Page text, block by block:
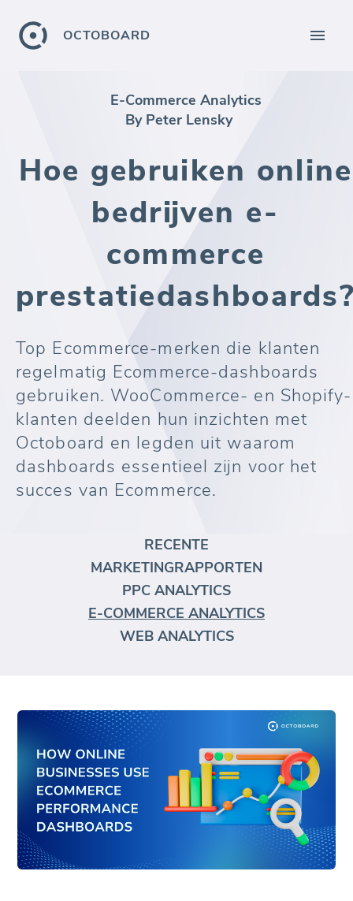
OCTOBOARD
E-Commerce Analytics
By Peter Lensky
Hoe gebruiken online
bedrijven e-
commerce
Top Ecommerce-merken die klanten
regelmatig Ecommerce-dashboards
gebruiken. WooCommerce- en Shopify-
klanten deelden hun inzichten met
Octoboard en legden uit waarom
dashboards essentieel zijn voor het
succes van Ecommerce.
RECENTE
MARKETINGRAPPORTEN
PPC ANALYTICS
E-COMMERCE ANALYTICS
WEB ANALYTICS